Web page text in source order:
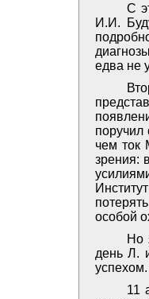
С
И.И.
едва не
чем ток
зрения:
особой
Но
день Л.
11